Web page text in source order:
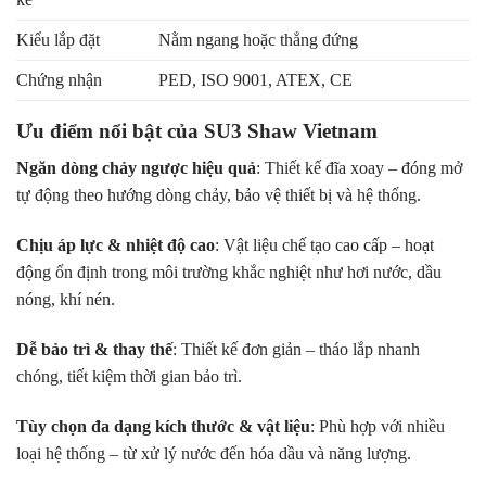
Kiểu lắp đặt Nằm ngang hoặc thẳng đứng
Chứng nhận PED, ISO 9001, ATEX, CE
Ưu điểm nổi bật của SU3 Shaw Vietnam
Ngăn dòng chảy ngược hiệu quả: Thiết kế đĩa xoay – đóng mở
tự động theo hướng dòng chảy, bảo vệ thiết bị và hệ thống.
Chịu áp lực & nhiệt độ cao: Vật liệu chế tạo cao cấp – hoạt
động ổn định trong môi trường khắc nghiệt như hơi nước, dầu
nóng, khí nén.
Dễ bảo trì & thay thế: Thiết kế đơn giản – tháo lắp nhanh
chóng, tiết kiệm thời gian bảo trì.
Tùy chọn đa dạng kích thước & vật liệu: Phù hợp với nhiều
loại hệ thống – từ xử lý nước đến hóa dầu và năng lượng.